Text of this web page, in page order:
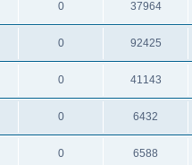
0 37964
0 92425
0 41143
0 6432
0 6588